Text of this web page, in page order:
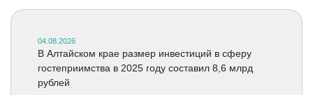
04.08.2026
В Алтайском крае размер инвестиций в сферу
гостеприимства в 2025 году составил 8,6 млрд
рублей